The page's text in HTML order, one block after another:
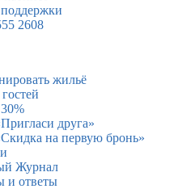
2608
жильё
друга»
на первую бронь»
Журнал
и ответы